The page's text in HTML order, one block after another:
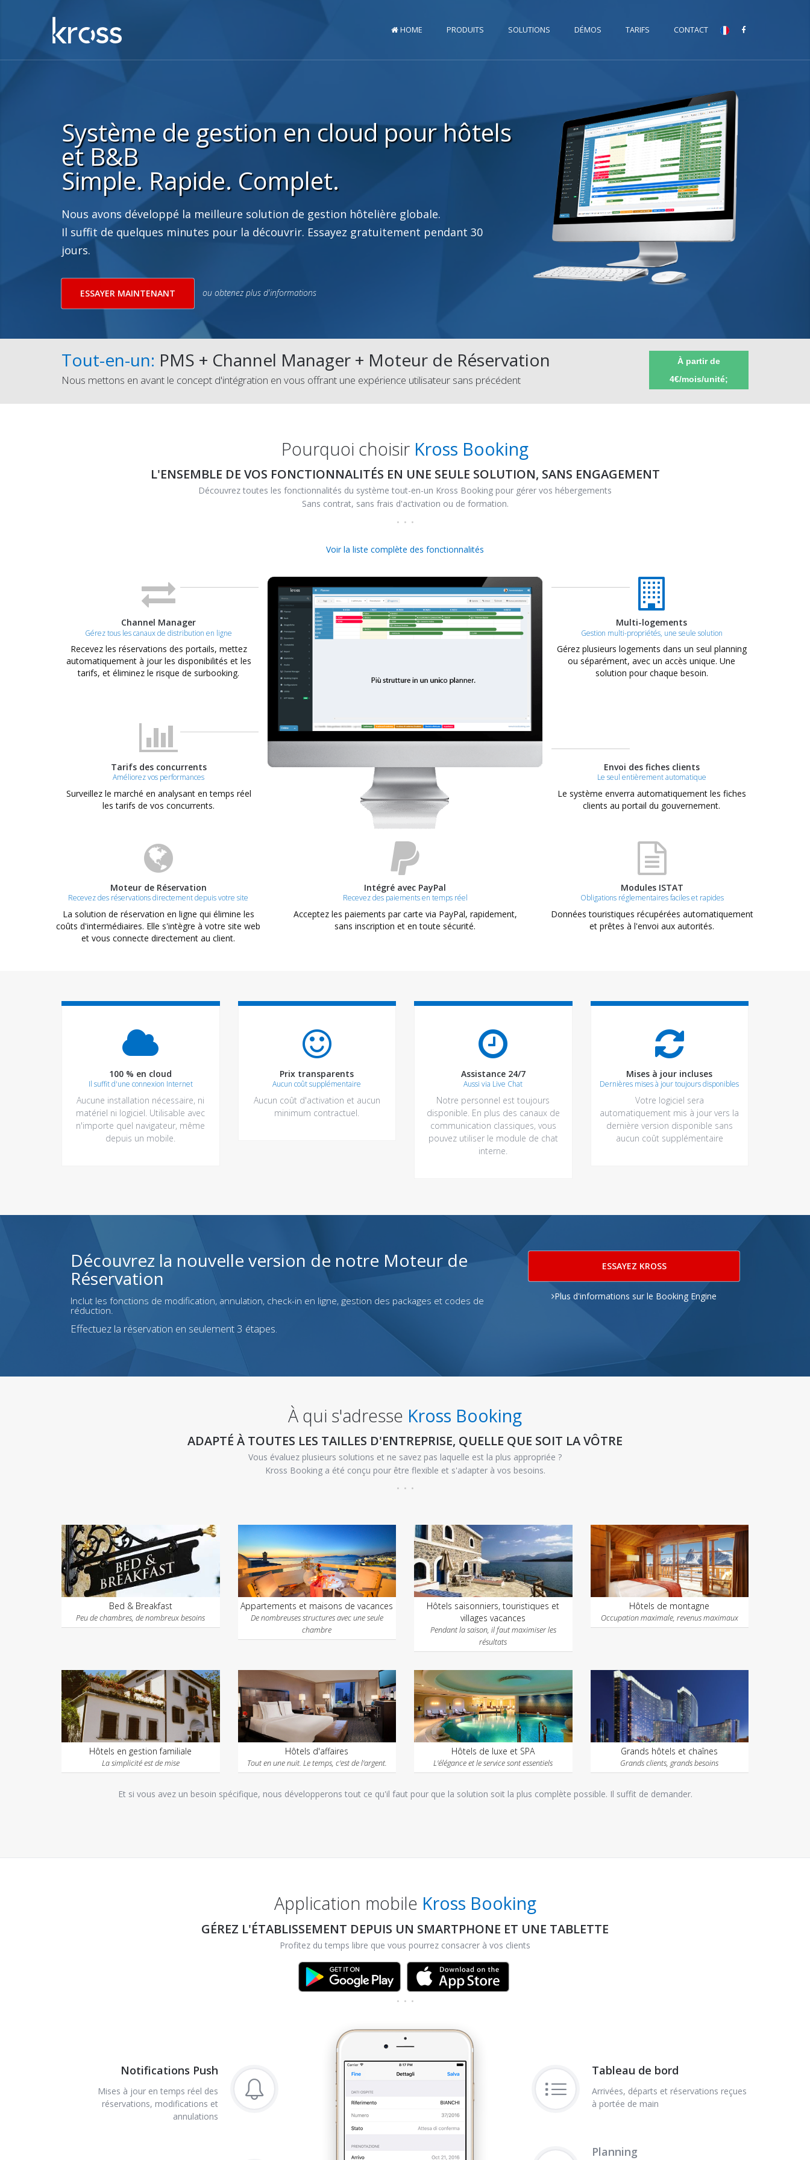
HOME PRODUITS SOLUTIONS DÉMOS TARIFS CONTACT
Système de gestion en cloud pour hôtels
et B&B
Simple. Rapide. Complet.
Nous avons développé la meilleure solution de gestion hôtelière globale.
Il suffit de quelques minutes pour la découvrir. Essayez gratuitement pendant 30
jours.
ESSAYER MAINTENANT ou obtenez plus d'informations
Tout-en-un: PMS + Channel Manager + Moteur de Réservation
Nous mettons en avant le concept d'intégration en vous offrant une expérience utilisateur sans précédent
À partir de
4€/mois/unité;
Pourquoi choisir Kross Booking
L'ENSEMBLE DE VOS FONCTIONNALITÉS EN UNE SEULE SOLUTION, SANS ENGAGEMENT
Découvrez toutes les fonctionnalités du système tout-en-un Kross Booking pour gérer vos hébergements
Sans contrat, sans frais d'activation ou de formation.
Voir la liste complète des fonctionnalités
Channel Manager
Gérez tous les canaux de distribution en ligne
Recevez les réservations des portails, mettez
automatiquement à jour les disponibilités et les
tarifs, et éliminez le risque de surbooking.
Tarifs des concurrents
Améliorez vos performances
Surveillez le marché en analysant en temps réel
les tarifs de vos concurrents.
Multi-logements
Gestion multi-propriétés, une seule solution
Gérez plusieurs logements dans un seul planning
ou séparément, avec un accès unique. Une
solution pour chaque besoin.
Envoi des fiches clients
Le seul entièrement automatique
Le système enverra automatiquement les fiches
clients au portail du gouvernement.
Moteur de Réservation
Recevez des réservations directement depuis votre site
La solution de réservation en ligne qui élimine les
coûts d'intermédiaires. Elle s'intègre à votre site web
et vous connecte directement au client.
Intégré avec PayPal
Recevez des paiements en temps réel
Acceptez les paiements par carte via PayPal, rapidement,
sans inscription et en toute sécurité.
Modules ISTAT
Obligations réglementaires faciles et rapides
Données touristiques récupérées automatiquement
et prêtes à l'envoi aux autorités.
100 % en cloud
Il suffit d'une connexion Internet
Aucune installation nécessaire, ni
matériel ni logiciel. Utilisable avec
n'importe quel navigateur, même
depuis un mobile.
Prix transparents
Aucun coût supplémentaire
Aucun coût d'activation et aucun
minimum contractuel.
Assistance 24/7
Aussi via Live Chat
Notre personnel est toujours
disponible. En plus des canaux de
communication classiques, vous
pouvez utiliser le module de chat
interne.
Mises à jour incluses
Dernières mises à jour toujours disponibles
Votre logiciel sera
automatiquement mis à jour vers la
dernière version disponible sans
aucun coût supplémentaire
Découvrez la nouvelle version de notre Moteur de
Réservation
Inclut les fonctions de modification, annulation, check-in en ligne, gestion des packages et codes de
réduction.
Effectuez la réservation en seulement 3 étapes.
ESSAYEZ KROSS
Plus d'informations sur le Booking Engine
À qui s'adresse Kross Booking
ADAPTÉ À TOUTES LES TAILLES D'ENTREPRISE, QUELLE QUE SOIT LA VÔTRE
Vous évaluez plusieurs solutions et ne savez pas laquelle est la plus appropriée ?
Kross Booking a été conçu pour être flexible et s'adapter à vos besoins.
Bed & Breakfast
Peu de chambres, de nombreux besoins
Appartements et maisons de vacances
De nombreuses structures avec une seule
chambre
Hôtels saisonniers, touristiques et
villages vacances
Pendant la saison, il faut maximiser les
résultats
Hôtels de montagne
Occupation maximale, revenus maximaux
Hôtels en gestion familiale
La simplicité est de mise
Hôtels d'affaires
Tout en une nuit. Le temps, c'est de l'argent.
Hôtels de luxe et SPA
L'élégance et le service sont essentiels
Grands hôtels et chaînes
Grands clients, grands besoins
Et si vous avez un besoin spécifique, nous développerons tout ce qu'il faut pour que la solution soit la plus complète possible. Il suffit de demander.
Application mobile Kross Booking
GÉREZ L'ÉTABLISSEMENT DEPUIS UN SMARTPHONE ET UNE TABLETTE
Profitez du temps libre que vous pourrez consacrer à vos clients
Notifications Push
Mises à jour en temps réel des
réservations, modifications et
annulations
Tableau de bord
Arrivées, départs et réservations reçues
à portée de main
Planning